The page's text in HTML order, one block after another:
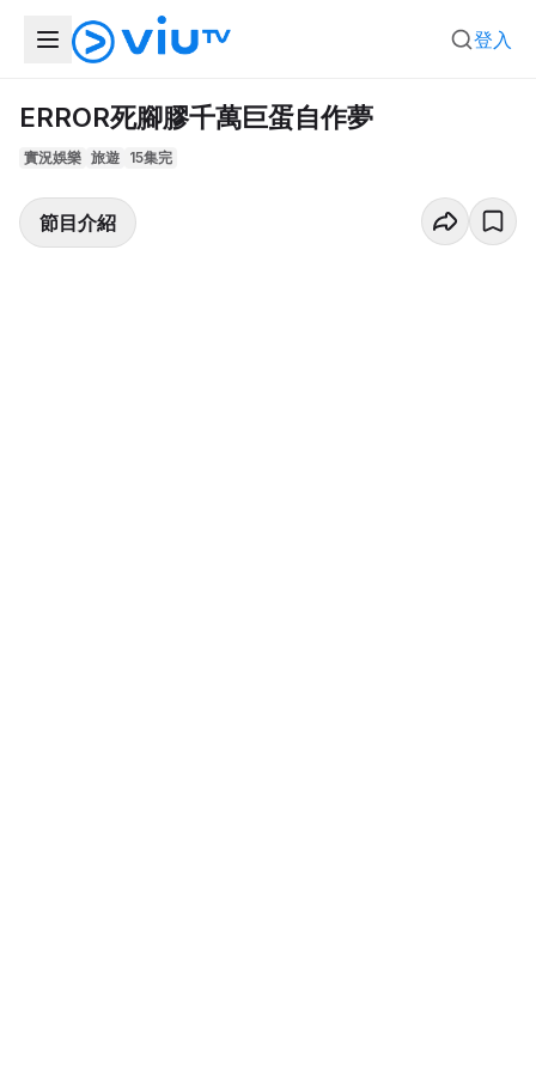
登入
ERROR死腳膠千萬巨蛋自作夢
實況娛樂 旅遊 15集完
節目介紹